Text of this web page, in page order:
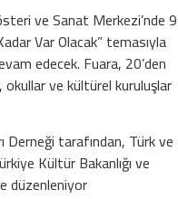
ve Sanat Merkezi’nde
Var Olacak” temasıyla
edecek. Fuara, 20’den
ve kültürel kuruluşlar
Derneği tarafından, Türk ve
Kültür Bakanlığı ve
düzenleniyor.